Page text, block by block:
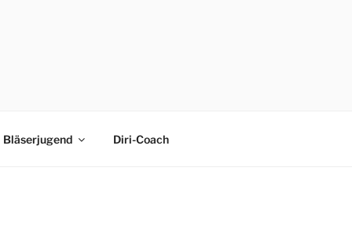
Bläserjugend Diri-Coach